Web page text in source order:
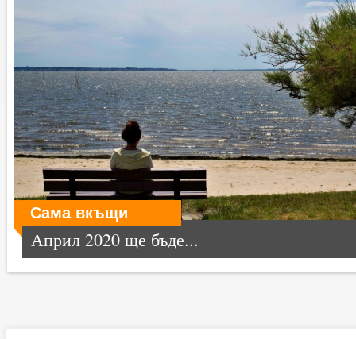
Сама вкъщи
Април 2020 ще бъде...